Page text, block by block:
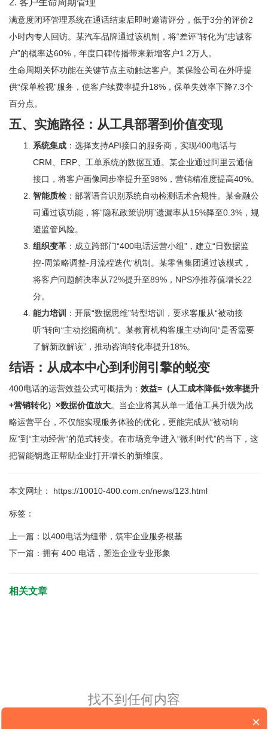
满意度闭环管理系统在通话结束后即时邀请评分，低于3分的评价2
小时内专人回访。某汽车品牌通过该机制，将“差评”转化为“忠诚客
户”的概率达60%，年度口碑传播带来新增客户1.2万人。
生命周期关怀功能在关键节点主动触达客户。某保险公司在外呼提
供“保单检视”服务，使客户续费率提升18%，保单失效率下降7.3个
百分点。
五、实施路径：从工具部署到价值变现
系统集成 ：选择支持API接口的服务商，实现400电话与
CRM、ERP、工单系统的数据互通。某企业通过阿里云通信
接口，将客户画像同步率提升至98%，营销精准度提高40%。
智能质检 ：部署语音识别系统自动检测话术合规性。某金融公
司通过该功能，将“隐私政策说明”遗漏率从15%降至0.3%，规
避监管风险。
组织变革 ：成立跨部门“400电话运营小组”，建立“日数据监
控-周策略调整-月流程迭代”机制。某零售集团通过该模式，
将客户问题解决率从72%提升至89%，NPS净推荐值增长22
分。
能力培训
：开展“数据思维”转型培训，要求客服从“被动接
听”转向“主动挖掘商机”。某教育机构客服主动询问“是否需要
了解新政解读”，推动咨询转化率提升18%。
结语：从成本中心到利润引擎的蜕变
400电话的运营效益公式可概括为： 效益=（人工成本降低+效率提升
+营销转化）×数据价值放大。当企业将其从单一通信工具升级为战
略运营平台，不仅能实现服务体验的优化，更能完成从“被动响
应”到“主动经营”的范式转变。在市场竞争进入“微利时代”的当下，这
把智能钥匙正帮助企业打开增长的新维度。
本文网址： https://10010-400.com.cn/news/123.html
标签：
上一篇： 以400电话为纽带，筑牢企业服务根基
下一篇： 拥有 400 电话，塑造企业专业形象
相关文章
找不到任何内容
×